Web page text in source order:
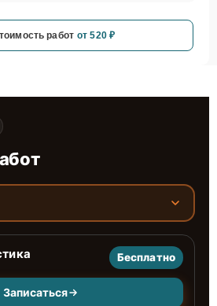
работ от 520 ₽
Бесплатно
Записаться